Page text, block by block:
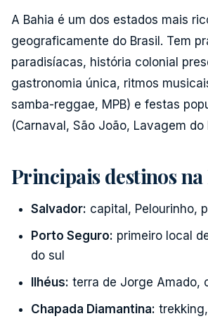
A Bahia é um dos estados mais
geograficamente do Brasil. Tem
paradisíacas, história colonial
gastronomia única, ritmos
samba-reggae, MPB) e festas
(Carnaval, São João, Lavagem do
Principais destinos
Salvador: capital, Pelourinho,
Porto Seguro: primeiro local
do sul
Ilhéus: terra de Jorge Amado,
Chapada Diamantina: